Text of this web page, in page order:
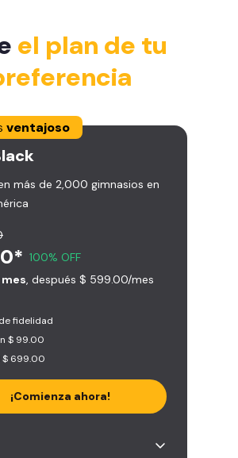
el plan de tu
ventajoso
más de 2,000 gimnasios en
100% OFF
mes , después $ 599.00/mes
fidelidad
$ 99.00
$ 699.00
¡Comienza ahora!
ilimitado a + 2.000